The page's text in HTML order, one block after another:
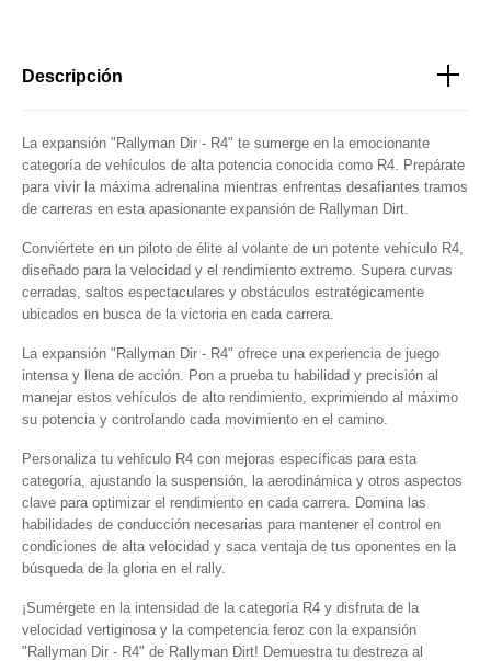
Descripción
La expansión "Rallyman Dir - R4" te sumerge en la emocionante
categoría de vehículos de alta potencia conocida como R4. Prepárate
para vivir la máxima adrenalina mientras enfrentas desafiantes tramos
de carreras en esta apasionante expansión de Rallyman Dirt.
Conviértete en un piloto de élite al volante de un potente vehículo R4,
diseñado para la velocidad y el rendimiento extremo. Supera curvas
cerradas, saltos espectaculares y obstáculos estratégicamente
ubicados en busca de la victoria en cada carrera.
La expansión "Rallyman Dir - R4" ofrece una experiencia de juego
intensa y llena de acción. Pon a prueba tu habilidad y precisión al
manejar estos vehículos de alto rendimiento, exprimiendo al máximo
su potencia y controlando cada movimiento en el camino.
Personaliza tu vehículo R4 con mejoras específicas para esta
categoría, ajustando la suspensión, la aerodinámica y otros aspectos
clave para optimizar el rendimiento en cada carrera. Domina las
habilidades de conducción necesarias para mantener el control en
condiciones de alta velocidad y saca ventaja de tus oponentes en la
búsqueda de la gloria en el rally.
¡Sumérgete en la intensidad de la categoría R4 y disfruta de la
velocidad vertiginosa y la competencia feroz con la expansión
"Rallyman Dir - R4" de Rallyman Dirt! Demuestra tu destreza al